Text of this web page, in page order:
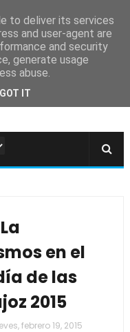
de
en el
de las
2015
febrero 19, 2015
to deliver its services
and user-agent are
and security
generate usage
abuse.
GOT IT